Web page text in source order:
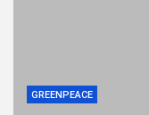
GREENPEACE